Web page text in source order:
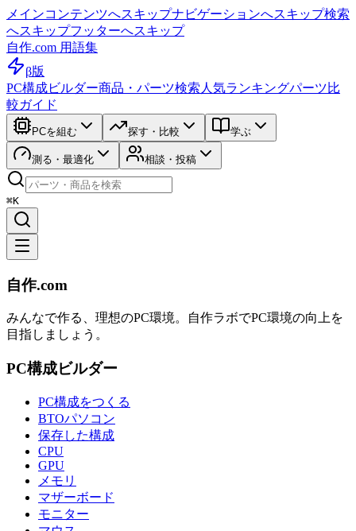
メインコンテンツへスキップナビゲーションへスキップ検索
へスキップフッターへスキップ
自作.com 用語集
β版
PC構成ビルダー商品・パーツ検索 人気ランキングパーツ比
較ガイド
PCを組む 探す・比較 学ぶ
測る・最適化 相談・投稿
⌘K
自作.com
みんなで作る、理想のPC環境。 自作ラボでPC環境の向上を
目指しましょう。
PC構成ビルダー
PC構成をつくる
BTOパソコン
保存した構成
CPU
GPU
メモリ
マザーボード
モニター